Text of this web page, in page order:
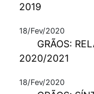
2019
18/Fev/2020
GRÃOS:
2020/2021
18/Fev/2020